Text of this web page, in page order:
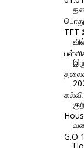
TET
G.O